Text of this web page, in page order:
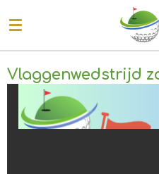
direct
naar
de
hoofdinhoud
Vlaggenwedstrijd